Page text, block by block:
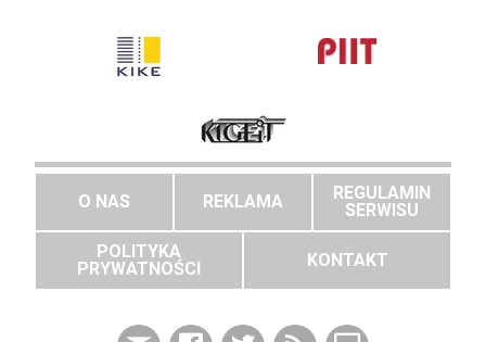
O NAS REKLAMA
REGULAMIN
SERWISU
POLITYKA
PRYWATNOŚCI
KONTAKT